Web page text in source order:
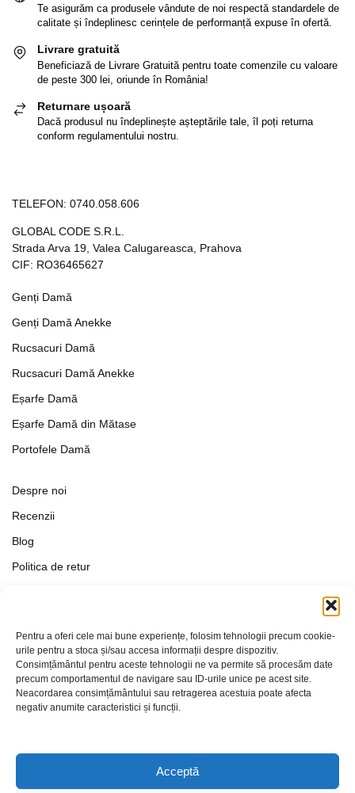
Pentru a oferi cele mai bune experiențe, folosim tehnologii precum cookie-
urile pentru a stoca și/sau accesa informații despre dispozitiv.
Consimțământul pentru aceste tehnologii ne va permite să procesăm date
precum comportamentul de navigare sau ID-urile unice pe acest site.
Neacordarea consimțământului sau retragerea acestuia poate afecta
negativ anumite caracteristici și funcții.
Acceptă
Te asigurăm ca produsele vândute de noi respectă standardele de
calitate și îndeplinesc cerințele de performanță expuse în ofertă.
Livrare gratuită
Beneficiază de Livrare Gratuită pentru toate comenzile cu valoare
de peste 300 lei, oriunde în România!
Returnare ușoară
Dacă produsul nu îndeplinește așteptările tale, îl poți returna
conform regulamentului nostru.
TELEFON: 0740.058.606
GLOBAL CODE S.R.L.
Strada Arva 19, Valea Calugareasca, Prahova
CIF: RO36465627
Genți Damă
Genți Damă Anekke
Rucsacuri Damă
Rucsacuri Damă Anekke
Eșarfe Damă
Eșarfe Damă din Mătase
Portofele Damă
Despre noi
Recenzii
Blog
Politica de retur
Politica de Confidențialitate
Politica de cookies
Setări Cookie-uri
Contact